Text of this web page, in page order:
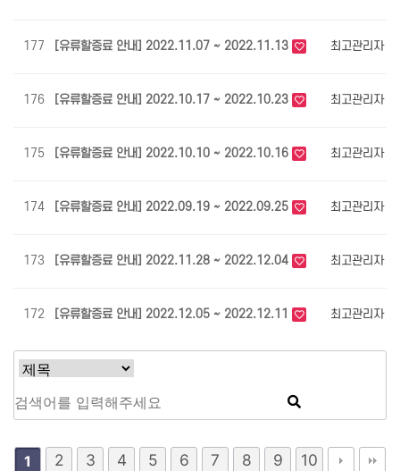
177 [유류할증료 안내] 2022.11.07 ~ 2022.11.13 최고관리자
176 [유류할증료 안내] 2022.10.17 ~ 2022.10.23 최고관리자
175 [유류할증료 안내] 2022.10.10 ~ 2022.10.16 최고관리자
174 [유류할증료 안내] 2022.09.19 ~ 2022.09.25 최고관리자
173 [유류할증료 안내] 2022.11.28 ~ 2022.12.04 최고관리자
172 [유류할증료 안내] 2022.12.05 ~ 2022.12.11 최고관리자
1 2 3 4 5 6 7 8 9 10